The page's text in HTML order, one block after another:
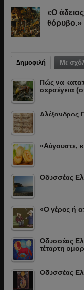
«Ο
θόρυβο.»
Δημοφιλή Με
Πώς να
σερσέγκια
Αλέξανδρος
«Αύγουστε,
Οδυσσέας
«Ο γέρος ή
Οδυσσέας
τέταρτη
Οδυσσέας